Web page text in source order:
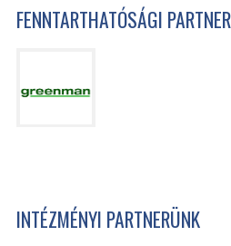
FENNTARTHATÓSÁGI
INTÉZMÉNYI PARTNERÜNK